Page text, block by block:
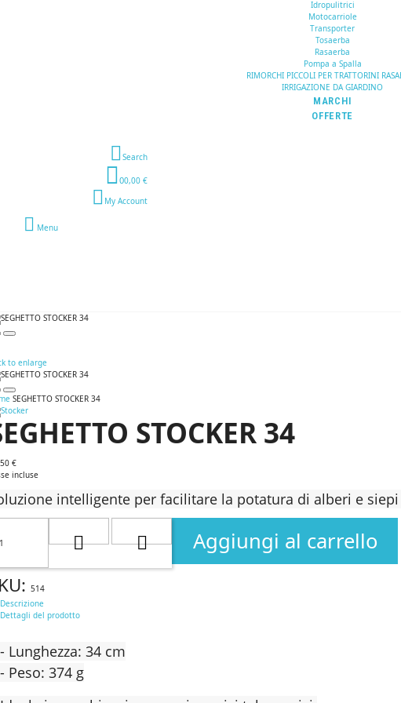
Idropulitrici
Motocarriole
Transporter
Tosaerba
Rasaerba
Pompa a Spalla
RIMORCHI PICCOLI PER TRATTORINI
IRRIGAZIONE DA GIARDINO
MARCHI
OFFERTE
Search
00,00 €
My Account
Menu
to enlarge
SEGHETTO STOCKER 34
STOCKER 34
€
incluse
intelligente per facilitare la potatura di alberi e
Aggiungi al carrello
514
Descrizione
Dettagli del prodotto
- Lunghezza: 34 cm
- Peso: 374 g